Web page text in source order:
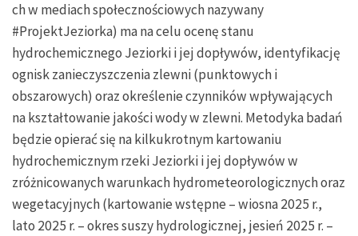
ch w mediach społecznościowych nazywany
#ProjektJeziorka) ma na celu ocenę stanu
hydrochemicznego Jeziorki i jej dopływów, identyfikację
ognisk zanieczyszczenia zlewni (punktowych i
obszarowych) oraz określenie czynników wpływających
na kształtowanie jakości wody w zlewni. Metodyka badań
będzie opierać się na kilkukrotnym kartowaniu
hydrochemicznym rzeki Jeziorki i jej dopływów w
zróżnicowanych warunkach hydrometeorologicznych oraz
wegetacyjnych (kartowanie wstępne – wiosna 2025 r.,
lato 2025 r. – okres suszy hydrologicznej, jesień 2025 r. –